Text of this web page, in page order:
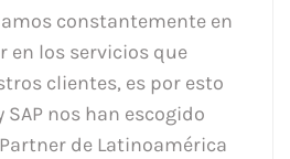
constantemente en
en los servicios que
clientes, es por esto
nos han escogido
de Latinoamérica